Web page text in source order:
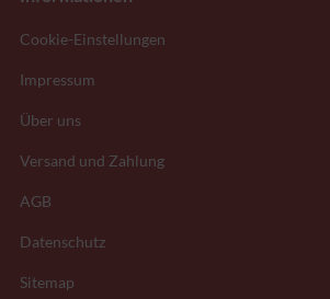
Cookie-Einstellungen
Impressum
Über uns
Versand und Zahlung
AGB
Datenschutz
Sitemap